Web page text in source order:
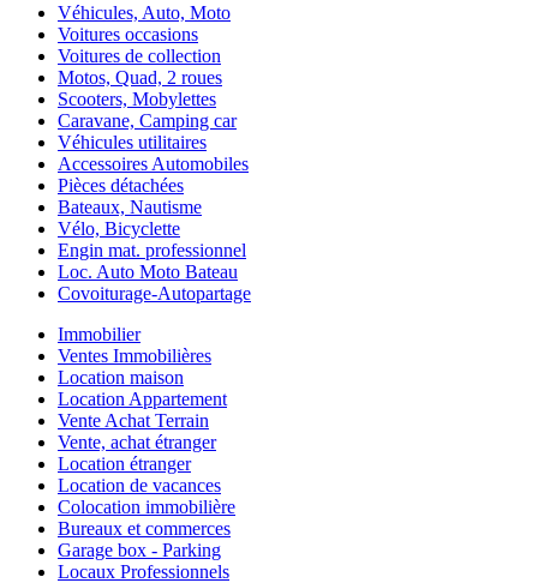
Véhicules, Auto, Moto
Voitures occasions
Voitures de collection
Motos, Quad, 2 roues
Scooters, Mobylettes
Caravane, Camping car
Véhicules utilitaires
Accessoires Automobiles
Pièces détachées
Bateaux, Nautisme
Vélo, Bicyclette
Engin mat. professionnel
Loc. Auto Moto Bateau
Covoiturage-Autopartage
Immobilier
Ventes Immobilières
Location maison
Location Appartement
Vente Achat Terrain
Vente, achat étranger
Location étranger
Location de vacances
Colocation immobilière
Bureaux et commerces
Garage box - Parking
Locaux Professionnels